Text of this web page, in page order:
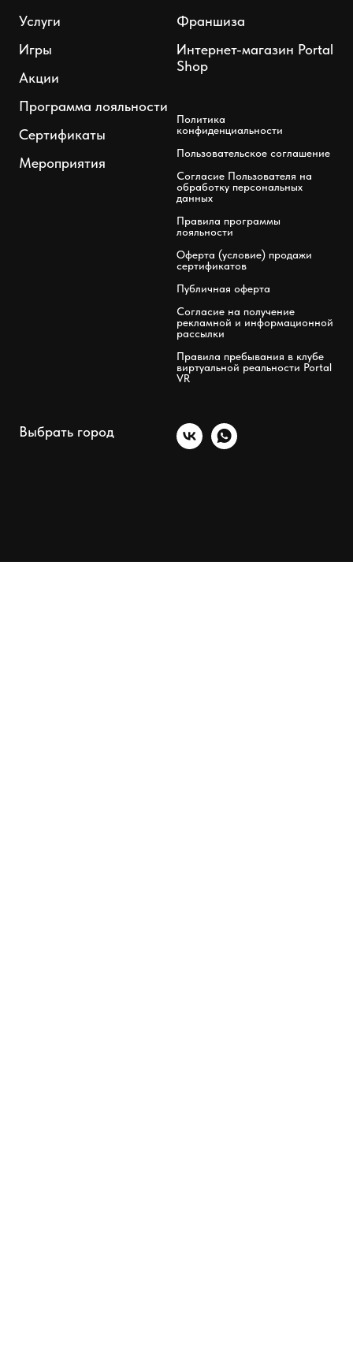
Услуги
Игры
Акции
Программа лояльности
Сертификаты
Мероприятия
Франшиза
Интернет-магазин Portal
Shop
Политика
конфиденциальности
Пользовательское соглашение
Согласие Пользователя на
обработку персональных
данных
Правила программы
лояльности
Оферта (условие) продажи
сертификатов
Публичная оферта
Согласие на получение
рекламной и информационной
рассылки
Правила пребывания в клубе
виртуальной реальности Portal
VR
Выбрать город